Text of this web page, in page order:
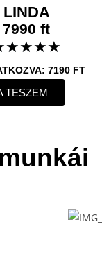
LINDA
7990 ft
★★★★
7190 FT
TESZEM